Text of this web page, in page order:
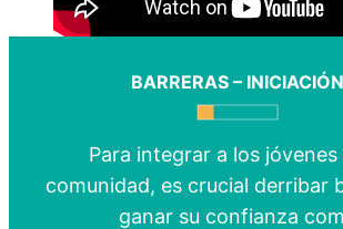
BARRERAS – INICIACIÓN
Para integrar a los jóvenes
comunidad, es crucial derribar
ganar su confianza